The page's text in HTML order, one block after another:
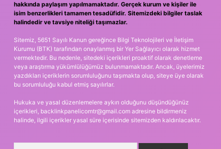
hakkında paylaşım yapılmamaktadır. Gerçek kurum ve kişiler ile
isim benzerlikleri tamamen tesadüfidir. Sitemizdeki bilgiler taslak
halindedir ve tavsiye niteliği taşımazlar.
Sitemiz, 5651 Sayılı Kanun gereğince Bilgi Teknolojileri ve İletişim
Kurumu (BTK) tarafından onaylanmış bir Yer Sağlayıcı olarak hizmet
vermektedir. Bu nedenle, sitedeki içerikleri proaktif olarak denetleme
veya araştırma yükümlülüğümüz bulunmamaktadır. Ancak, üyelerimiz
yazdıkları içeriklerin sorumluluğunu taşımakta olup, siteye üye olarak
bu sorumluluğu kabul etmiş sayılırlar.
Hukuka ve yasal düzenlemelere aykırı olduğunu düşündüğünüz
içerikleri, backlinkpanelicomtr@gmail.com adresine bildirmeniz
halinde, ilgili içerikler yasal süre içerisinde sitemizden kaldırılacaktır.